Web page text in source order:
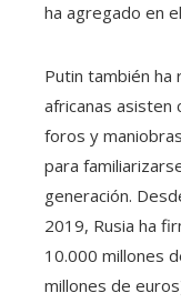
ha agregado en
Putin también ha
africanas asisten
foros y
para
generación.
2019, Rusia ha
10.000 millones
millones de